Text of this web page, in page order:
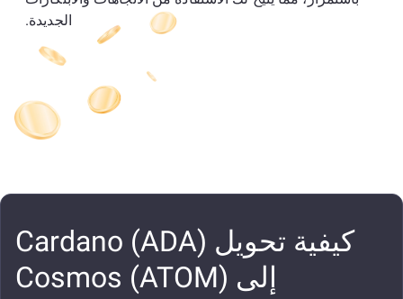
الجديدة.
كيفية تحويل Cardano (ADA)
إلى Cosmos (ATOM)